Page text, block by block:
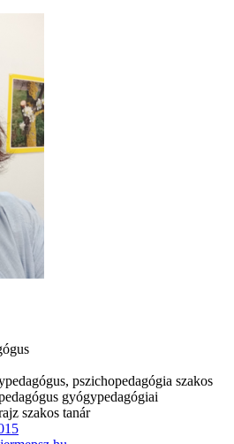
pszichopedagógia szakos
gyógypedagógiai
szakos tanár